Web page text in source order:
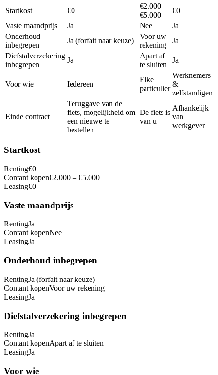
Startkost €0
€2.000 –
€5.000
€0
Vaste maandprijs
Ja Nee
Ja
Onderhoud
inbegrepen
Ja (forfait naar keuze)
Voor uw
rekening
Ja
Diefstalverzekering
inbegrepen
Ja
Apart af
te sluiten
Ja
Voor wie Iedereen
Elke
particulier
Werknemers
&
zelfstandigen
Einde contract
Teruggave van de
fiets, mogelijkheid om
een nieuwe te
bestellen
De fiets is
van u
Afhankelijk
van
werkgever
Startkost
Renting€0
Contant kopen€2.000 – €5.000
Leasing€0
Vaste maandprijs
RentingJa
Contant kopenNee
LeasingJa
Onderhoud inbegrepen
RentingJa (forfait naar keuze)
Contant kopenVoor uw rekening
LeasingJa
Diefstalverzekering inbegrepen
RentingJa
Contant kopenApart af te sluiten
LeasingJa
Voor wie